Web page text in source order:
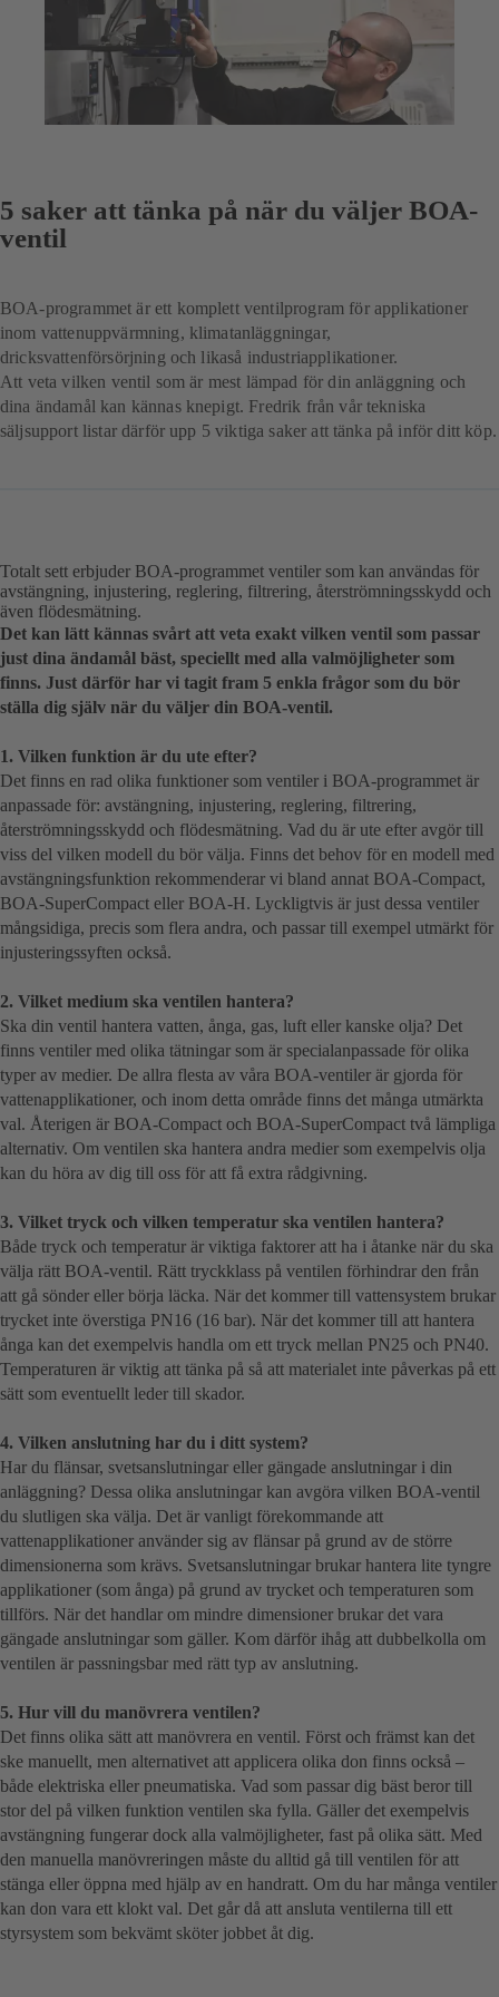
5 saker att tänka på när du väljer BOA-
ventil
BOA-programmet är ett komplett ventilprogram för applikationer
inom vattenuppvärmning, klimatanläggningar,
dricksvattenförsörjning och likaså industriapplikationer.
Att veta vilken ventil som är mest lämpad för din anläggning och
dina ändamål kan kännas knepigt. Fredrik från vår tekniska
säljsupport listar därför upp 5 viktiga saker att tänka på inför ditt köp.
Totalt sett erbjuder BOA-programmet ventiler som kan användas för
avstängning, injustering, reglering, filtrering, återströmningsskydd och
även flödesmätning.
Det kan lätt kännas svårt att veta exakt vilken ventil som passar
just dina ändamål bäst, speciellt med alla valmöjligheter som
finns. Just därför har vi tagit fram 5 enkla frågor som du bör
ställa dig själv när du väljer din BOA-ventil.
1. Vilken funktion är du ute efter?
Det finns en rad olika funktioner som ventiler i BOA-programmet är
anpassade för: avstängning, injustering, reglering, filtrering,
återströmningsskydd och flödesmätning. Vad du är ute efter avgör till
viss del vilken modell du bör välja. Finns det behov för en modell med
avstängningsfunktion rekommenderar vi bland annat BOA-Compact,
BOA-SuperCompact eller BOA-H. Lyckligtvis är just dessa ventiler
mångsidiga, precis som flera andra, och passar till exempel utmärkt för
injusteringssyften också.
2. Vilket medium ska ventilen hantera?
Ska din ventil hantera vatten, ånga, gas, luft eller kanske olja? Det
finns ventiler med olika tätningar som är specialanpassade för olika
typer av medier. De allra flesta av våra BOA-ventiler är gjorda för
vattenapplikationer, och inom detta område finns det många utmärkta
val. Återigen är BOA-Compact och BOA-SuperCompact två lämpliga
alternativ. Om ventilen ska hantera andra medier som exempelvis olja
kan du höra av dig till oss för att få extra rådgivning.
3. Vilket tryck och vilken temperatur ska ventilen hantera?
Både tryck och temperatur är viktiga faktorer att ha i åtanke när du ska
välja rätt BOA-ventil. Rätt tryckklass på ventilen förhindrar den från
att gå sönder eller börja läcka. När det kommer till vattensystem brukar
trycket inte överstiga PN16 (16 bar). När det kommer till att hantera
ånga kan det exempelvis handla om ett tryck mellan PN25 och PN40.
Temperaturen är viktig att tänka på så att materialet inte påverkas på ett
sätt som eventuellt leder till skador.
4. Vilken anslutning har du i ditt system?
Har du flänsar, svetsanslutningar eller gängade anslutningar i din
anläggning? Dessa olika anslutningar kan avgöra vilken BOA-ventil
du slutligen ska välja. Det är vanligt förekommande att
vattenapplikationer använder sig av flänsar på grund av de större
dimensionerna som krävs. Svetsanslutningar brukar hantera lite tyngre
applikationer (som ånga) på grund av trycket och temperaturen som
tillförs. När det handlar om mindre dimensioner brukar det vara
gängade anslutningar som gäller. Kom därför ihåg att dubbelkolla om
ventilen är passningsbar med rätt typ av anslutning.
5. Hur vill du manövrera ventilen?
Det finns olika sätt att manövrera en ventil. Först och främst kan det
ske manuellt, men alternativet att applicera olika don finns också –
både elektriska eller pneumatiska. Vad som passar dig bäst beror till
stor del på vilken funktion ventilen ska fylla. Gäller det exempelvis
avstängning fungerar dock alla valmöjligheter, fast på olika sätt. Med
den manuella manövreringen måste du alltid gå till ventilen för att
stänga eller öppna med hjälp av en handratt. Om du har många ventiler
kan don vara ett klokt val. Det går då att ansluta ventilerna till ett
styrsystem som bekvämt sköter jobbet åt dig.